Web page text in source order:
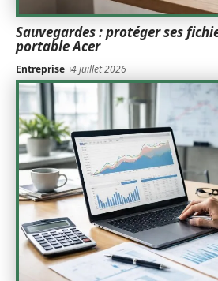
Sauvegardes : protéger ses
portable Acer
Entreprise 4 juillet 2026